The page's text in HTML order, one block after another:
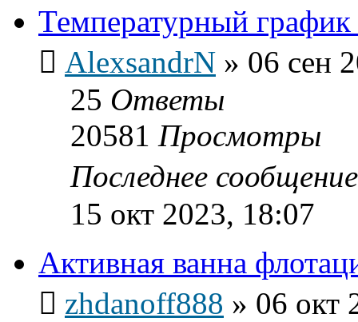
Температурный
AlexsandrN » 06 сен
25 Ответы
20581 Просмотры
Последнее
15 окт 2023, 18:07
Активная ванна
zhdanoff888 » 06 окт